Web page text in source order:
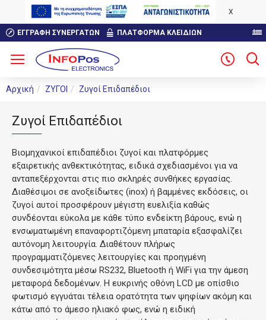
X
ΕΓΓΡΑΦΉ ΣΥΝΕΡΓΑΤΏΝ ΠΛΑΤΦΟΡΜΑ ΚΛΕΙΔΙΩΝ
Αρχική ΖΥΓΟΙ Ζυγοί Επιδαπέδιοι
Ζυγοί Επιδαπέδιοι
Βιομηχανικοί επιδαπέδιοι ζυγοί και πλατφόρμες
εξαιρετικής ανθεκτικότητας, ειδικά σχεδιασμένοι για να
ανταπεξέρχονται στις πιο σκληρές συνθήκες εργασίας.
Διαθέσιμοι σε ανοξείδωτες (inox) ή βαμμένες εκδόσεις, οι
ζυγοί αυτοί προσφέρουν μέγιστη ευελιξία καθώς
συνδέονται εύκολα με κάθε τύπο ενδείκτη βάρους, ενώ η
ενσωματωμένη επαναφορτιζόμενη μπαταρία εξασφαλίζει
αυτόνομη λειτουργία. Διαθέτουν πλήρως
προγραμματιζόμενες λειτουργίες και προηγμένη
συνδεσιμότητα μέσω RS232, Bluetooth ή WiFi για την άμεση
μεταφορά δεδομένων. Η ευκρινής οθόνη LCD με οπίσθιο
φωτισμό εγγυάται τέλεια ορατότητα των ψηφίων ακόμη και
κάτω από το άμεσο ηλιακό φως, ενώ η ειδική